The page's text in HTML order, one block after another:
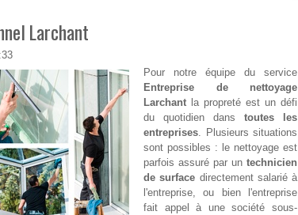
Larchant
Pour notre équipe du service
Entreprise de nettoyage
Larchant la propreté est un défi
du quotidien dans toutes les
entreprises. Plusieurs situations
sont possibles : le nettoyage est
parfois assuré par un technicien
de surface directement salarié à
l'entreprise, ou bien l'entreprise
fait appel à une société sous-